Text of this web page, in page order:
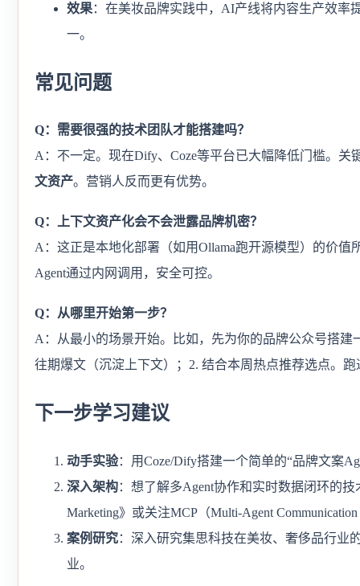
效果：在美妆品牌实践中，AI产线将内容生产效率
一。
常见问题
Q：需要很强的技术团队才能搭建吗？
A：不一定。现在Dify、Coze等平台已大幅降低门槛。关
文资产。营销人反而更有优势。
Q：上下文资产化会不会泄露品牌机密？
A：这正是本地化部署（如用Ollama跑开源模型）的价
Agent通过内网调用，安全可控。
Q：从哪里开始第一步？
A：从最小的场景开始。比如，先为你的品牌公众号搭建
往期爆文（沉淀上下文）；2. 结合本周热点推荐选点。
下一步学习建议
动手实验：用Coze/Dify搭建一个简单的“品牌文案
深入架构：想了解多Agent协作和实时数据闭环的技
Marketing》或关注MCP（Multi-Agent
案例研究：深入研究集思科技在美妆、奢侈品行业
业。